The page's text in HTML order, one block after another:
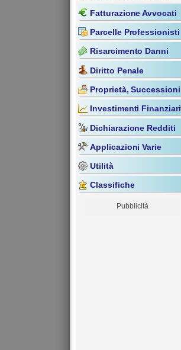
Fatturazione Avvocati
Parcelle Professionisti
Risarcimento Danni
Diritto Penale
Proprietà, Successioni
Investimenti Finanziari
Dichiarazione Redditi
Applicazioni Varie
Utilità
Classifiche
Pubblicità